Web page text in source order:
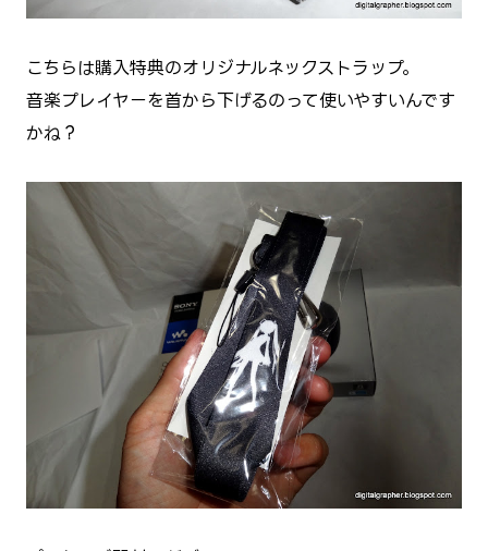
こちらは購入特典のオリジナルネックストラップ。
音楽プレイヤーを首から下げるのって使いやすいんです
かね？